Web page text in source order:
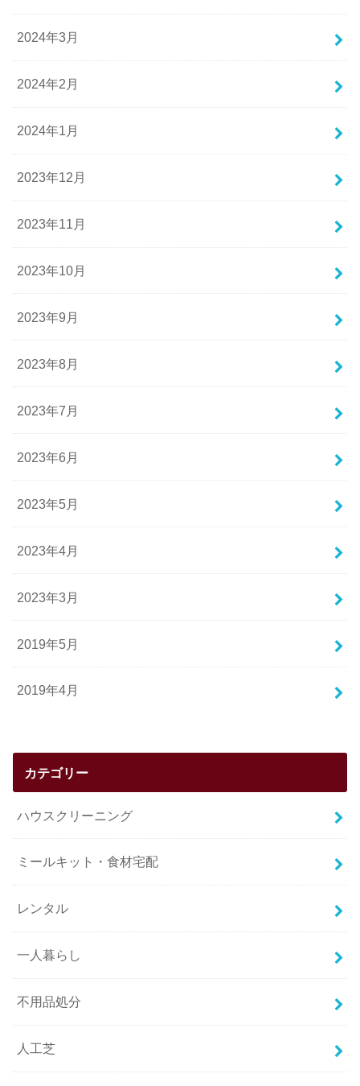
2024年3月
2024年2月
2024年1月
2023年12月
2023年11月
2023年10月
2023年9月
2023年8月
2023年7月
2023年6月
2023年5月
2023年4月
2023年3月
2019年5月
2019年4月
カテゴリー
ハウスクリーニング
ミールキット・食材宅配
レンタル
一人暮らし
不用品処分
人工芝